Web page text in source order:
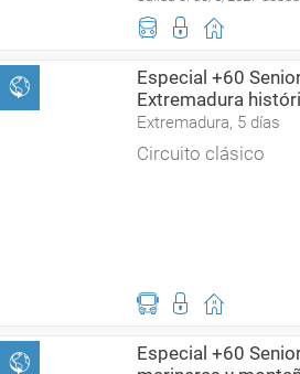
Especial +60
Extremadura
Extremadura, 5 días
Circuito clásico
Especial +60